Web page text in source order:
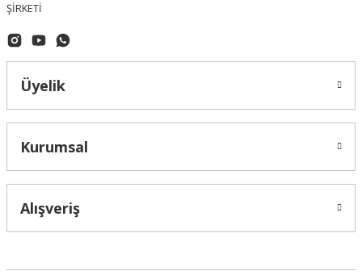
OPTIMAL (Made In Germany)
Volkswagen Passat Ön Fren Diski Takım OPTİMAL - 1K0615301AK / BS-
ŞİRKETİ
Üyelik
Kurumsal
Alışveriş